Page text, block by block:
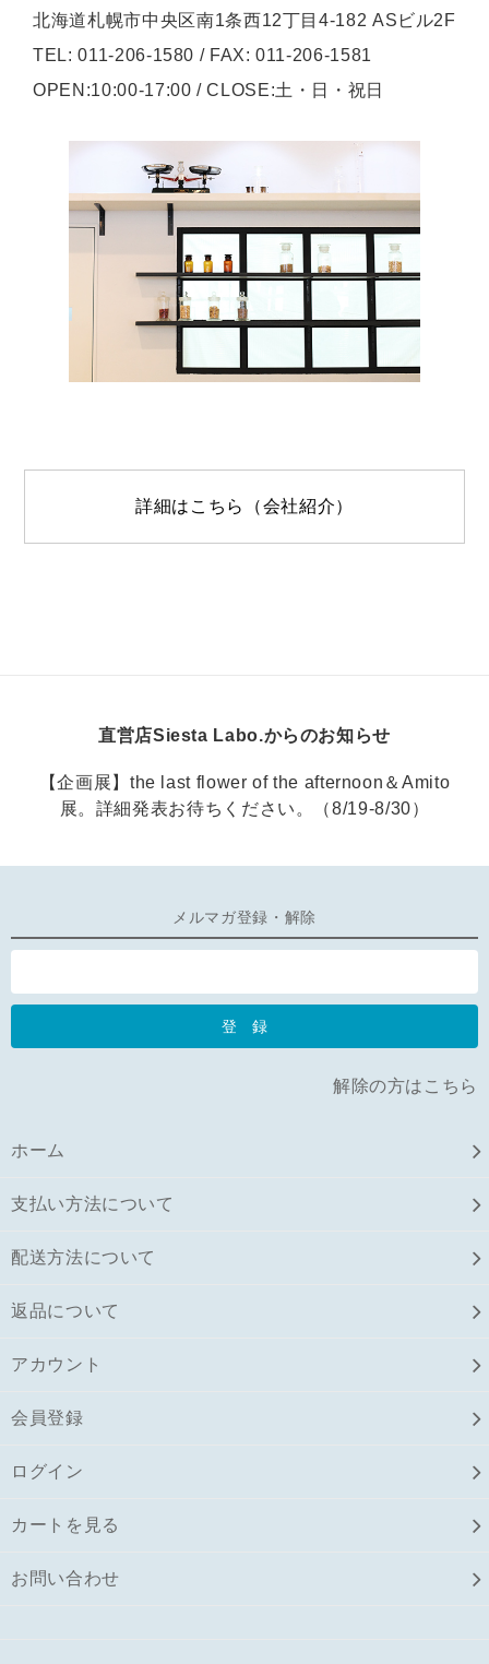
北海道札幌市中央区南1条西12丁目4-182 ASビル2F
TEL: 011-206-1580 / FAX: 011-206-1581
OPEN:10:00-17:00 / CLOSE:土・日・祝日
詳細はこちら（会社紹介）
直営店Siesta Labo.からのお知らせ
【企画展】the last flower of the afternoon＆Amito
展。詳細発表お待ちください。（8/19-8/30）
メルマガ登録・解除
解除の方はこちら
ホーム
支払い方法について
配送方法について
返品について
アカウント
会員登録
ログイン
カートを見る
お問い合わせ